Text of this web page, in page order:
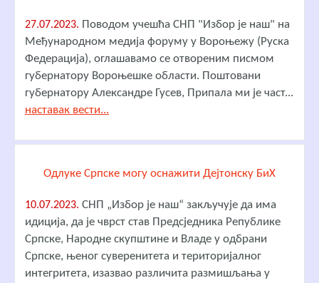
27.07.2023. Поводом учешћа СНП "Избор је наш" на
Међународном медија форуму у Вороњежу (Руска
Федерација), оглашавамо се отвореним писмом
губернатору Вороњешке области. Поштовани
губернатору Александре Гусев, Припала ми је част...
наставак вести...
Одлуке Српске могу оснажити Дејтонску БиХ
10.07.2023. СНП „Избор је наш“ закључује да има
идиција, да је чврст став Предсједника Републике
Српске, Народне скупштине и Владе у одбрани
Српске, њеног суверенитета и територијалног
интегритета, изазвао различита размишљања у